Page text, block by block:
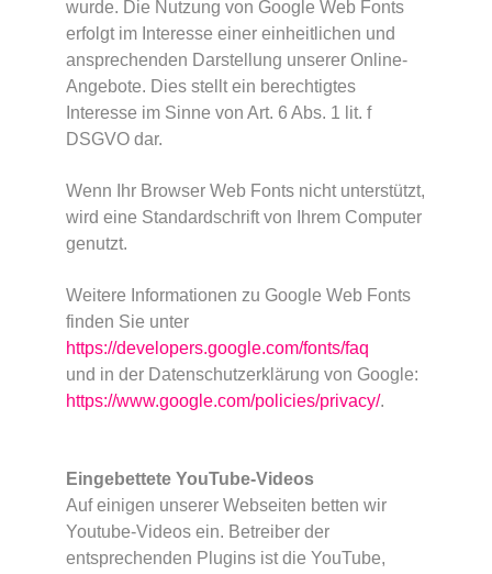
wurde. Die Nutzung von Google Web Fonts
erfolgt im Interesse einer einheitlichen und
ansprechenden Darstellung unserer Online-
Angebote. Dies stellt ein berechtigtes
Interesse im Sinne von Art. 6 Abs. 1 lit. f
DSGVO dar.
Wenn Ihr Browser Web Fonts nicht unterstützt,
wird eine Standardschrift von Ihrem Computer
genutzt.
Weitere Informationen zu Google Web Fonts
finden Sie unter
https://developers.google.com/fonts/faq
und in der Datenschutzerklärung von Google:
https://www.google.com/policies/privacy/.
Eingebettete YouTube-Videos
Auf einigen unserer Webseiten betten wir
Youtube-Videos ein. Betreiber der
entsprechenden Plugins ist die YouTube,